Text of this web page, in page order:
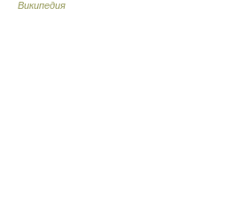
Википедия